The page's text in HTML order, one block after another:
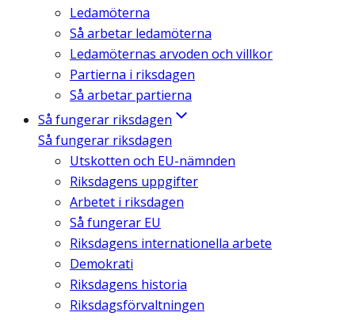
Ledamöterna
Så arbetar ledamöterna
Ledamöternas arvoden och villkor
Partierna i riksdagen
Så arbetar partierna
Så fungerar riksdagen
Så fungerar riksdagen
Utskotten och EU-nämnden
Riksdagens uppgifter
Arbetet i riksdagen
Så fungerar EU
Riksdagens internationella arbete
Demokrati
Riksdagens historia
Riksdagsförvaltningen